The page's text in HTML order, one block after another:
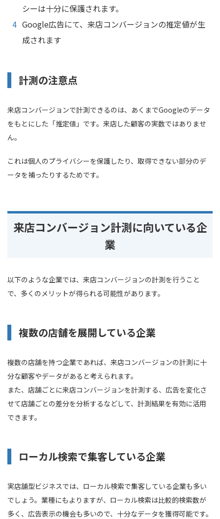
シーは十分に保護されます。
Google広告にて、来店コンバージョンの推定値が生
成されます
計測の注意点
来店コンバージョンで計測できるのは、あくまでGoogleのデータ
をもとにした「推定値」です。来店した顧客の実数ではありませ
ん。
これは個人のプライバシーを保護したり、取得できない部分のデ
ータを補ったりするためです。
来店コンバージョン計測に向いている企
業
以下のような企業では、来店コンバージョンの計測を行うこと
で、多くのメリットが得られる可能性があります。
複数の店舗を展開している企業
複数の店舗を持つ企業であれば、来店コンバージョンの計測に十
分な顧客やデータがあると考えられます。
また、店舗ごとに来店コンバージョンを計測する、広告を変化さ
せて店舗ごとの差分を分析するなどして、計測結果を有効に活用
できます。
ローカル検索で集客している企業
実店舗型ビジネスでは、ローカル検索で集客している企業も多い
でしょう。業種にもよりますが、ローカル検索は比較的検索数が
多く、広告表示の機会も多いので、十分なデータを獲得可能です。